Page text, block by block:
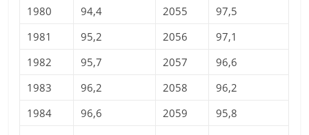
1980
94,4 2055
97,5
1981
95,2 2056
97,1
1982
95,7 2057
96,6
1983
96,2 2058
96,2
1984
96,6 2059
95,8